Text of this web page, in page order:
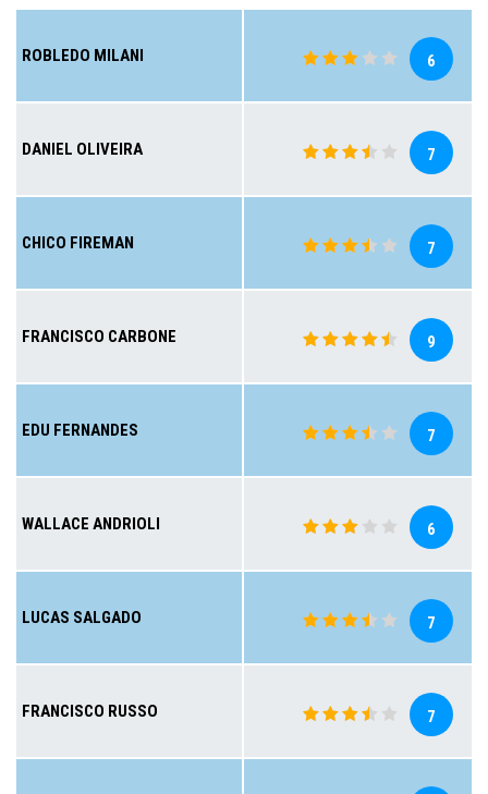
ROBLEDO MILANI 6
DANIEL OLIVEIRA 7
CHICO FIREMAN 7
FRANCISCO CARBONE 9
EDU FERNANDES 7
WALLACE ANDRIOLI 6
LUCAS SALGADO 7
FRANCISCO RUSSO 7